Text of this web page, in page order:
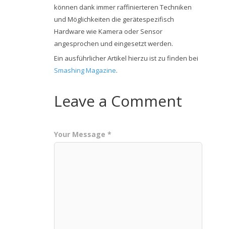
können dank immer raffinierteren Techniken
und Möglichkeiten die gerätespezifisch
Hardware wie Kamera oder Sensor
angesprochen und eingesetzt werden.
Ein ausführlicher Artikel hierzu ist zu finden bei
Smashing Magazine.
Leave a Comment
Your Message *